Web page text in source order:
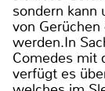
sondern kann
von
werden.In
Comedes mit
verfügt es